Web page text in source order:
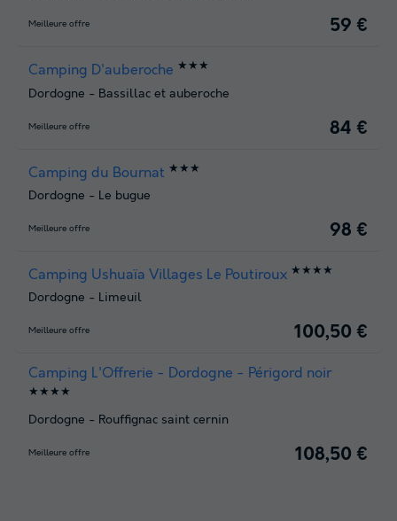
Meilleure offre 59 €
Camping D'auberoche ★★★
Dordogne - Bassillac et auberoche
Meilleure offre 84 €
Camping du Bournat ★★★
Dordogne - Le bugue
Meilleure offre 98 €
Camping Ushuaïa Villages Le Poutiroux ★★★★
Dordogne - Limeuil
Meilleure offre 100,50 €
Camping L'Offrerie - Dordogne - Périgord noir
★★★★
Dordogne - Rouffignac saint cernin
Meilleure offre 108,50 €